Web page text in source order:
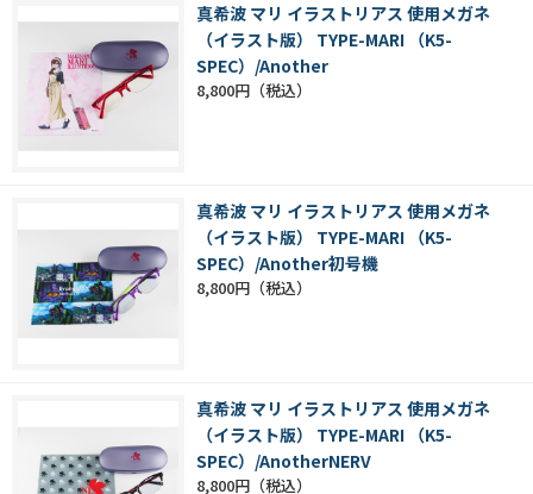
真希波 マリ イラストリアス 使用メガネ
（イラスト版） TYPE-MARI （K5-
SPEC）/Another
8,800円
真希波 マリ イラストリアス 使用メガネ
（イラスト版） TYPE-MARI （K5-
SPEC）/Another初号機
8,800円
真希波 マリ イラストリアス 使用メガネ
（イラスト版） TYPE-MARI （K5-
SPEC）/AnotherNERV
8,800円